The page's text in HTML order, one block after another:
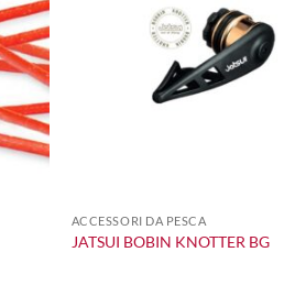
ACCESSORI DA PESCA
JATSUI BOBIN KNOTTER BG